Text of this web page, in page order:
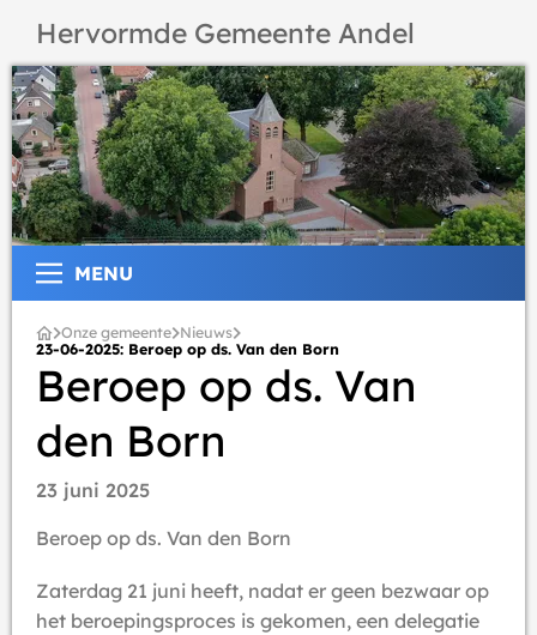
Hervormde Gemeente Andel
MENU
Onze gemeente Nieuws
23-06-2025: Beroep op ds. Van den Born
Beroep op ds. Van
den Born
23 juni 2025
Beroep op ds. Van den Born
Zaterdag 21 juni heeft, nadat er geen bezwaar op
het beroepingsproces is gekomen, een delegatie